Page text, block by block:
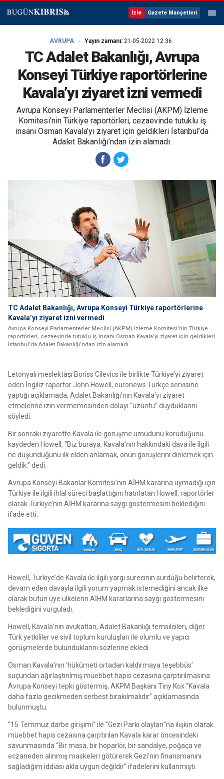
İzle Gazete Manşetleri
AVRUPA Yayın zamanı: 21-05-2022 12:36
TC Adalet Bakanlığı, Avrupa
Konseyi Türkiye raportörlerine
Kavala’yı ziyaret izni vermedi
Avrupa Konseyi Parlamenterler Meclisi (AKPM) İzleme
Komitesi’nin Türkiye raportörleri, cezaevinde tutuklu iş
insanı Osman Kavala’yı ziyaret için geldikleri İstanbul’da
Adalet Bakanlığı’ndan izin alamadı.
TC Adalet Bakanlığı, Avrupa Konseyi Türkiye raportörlerine
Kavala’yı ziyaret izni vermedi
Avrupa Konseyi Parlamenterler Meclisi (AKPM) İzleme Komitesi’nin Türkiye
raportörleri, cezaevinde tutuklu iş insanı Osman Kavala’yı ziyaret için geldikleri
İstanbul’da Adalet Bakanlığı’ndan izin alamadı.
Letonyalı meslektaşı Boriss Cilevics ile birlikte Türkiye’yi ziyaret
eden İngiliz raportör John Howell, euronews Türkçe servisine
yaptığı açıklamada, Adalet Bakanlığı’nın Kavala’yı ziyaret
etmelerine izin vermemesinden dolayı “üzüntü” duyduklarını
söyledi.
Bir sonraki ziyarette Kavala ile görüşme umudunu koruduğunu
kaydeden Howell, “Biz buraya, Kavala’nın hakkındaki dava ile ilgili
ne düşündüğünü ilk elden anlamak, onun görüşlerini dinlemek için
geldik.” dedi.
Avrupa Konseyi Bakanlar Komitesi’nin AİHM kararına uymadığı için
Türkiye ile ilgili ihlal süreci başlattığını hatırlatan Howell, raportörler
olarak Türkiye’nin AİHM kararına saygı göstermesini beklediğini
ifade etti.
Howell, Türkiye’de Kavala ile ilgili yargı sürecinin sürdüğü belirterek,
devam eden davayla ilgili yorum yapmak istemediğini ancak ilke
olarak bütün üye ülkelerin AİHM kararlarına saygı göstermesini
beklediğini vurguladı.
Howell, Kavala’nın avukatları, Adalet Bakanlığı temsilcileri, diğer
Türk yetkililer ve sivil toplum kuruluşları ile olumlu ve yapıcı
görüşmelerde bulunduklarını sözlerine ekledi.
Osman Kavala’nın ‘hükümeti ortadan kaldırmaya teşebbüs’
suçundan ağırlaştırılmış müebbet hapis cezasına çarptırılmasına
Avrupa Konseyi tepki göstermiş, AKPM Başkanı Tiny Kox “Kavala
daha fazla gecikmeden serbest bırakılmalıdır” açıklamasında
bulunmuştu.
“15 Temmuz darbe girişimi“ ile ”Gezi Parkı olayları”na ilişkin olarak
müebbet hapis cezasına çarptırılan Kavala karar öncesindeki
savunmasında “Bir masa, bir hoparlör, bir sandalye, poğaça ve
eczaneden alınmış maskeleri götürerek Gezi’nin finansmanını
sağladığım iddiası akla uygun değildir” ifadelerini kullanmıştı.